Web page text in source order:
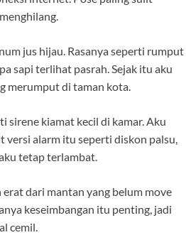
jus hijau. Rasanya seperti rumput
sapi terlihat pasrah. Sejak itu aku
merumput di taman kota.
sirene kiamat kecil di kamar. Aku
versi alarm itu seperti diskon palsu,
tetap terlambat.
dari mantan yang belum move
keseimbangan itu penting, jadi
cemil.